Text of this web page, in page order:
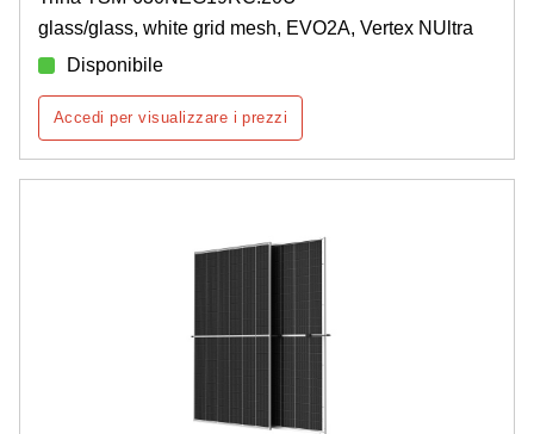
glass/glass, white grid mesh, EVO2A, Vertex NUltra
Disponibile
Accedi per visualizzare i prezzi